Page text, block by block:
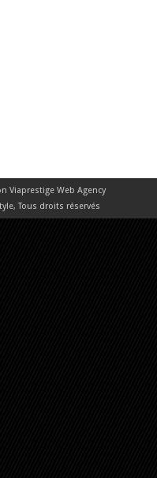
Viaprestige Web Agency
Tous droits réservés